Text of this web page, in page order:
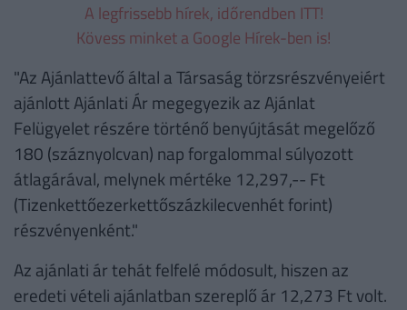
A legfrissebb hírek, időrendben ITT!
Kövess minket a Google Hírek-ben is!
"Az Ajánlattevő által a Társaság törzsrészvényeiért
ajánlott Ajánlati Ár megegyezik az Ajánlat
Felügyelet részére történő benyújtását megelőző
180 (száznyolcvan) nap forgalommal súlyozott
átlagárával, melynek mértéke 12,297,-- Ft
(Tizenkettőezerkettőszázkilecvenhét forint)
részvényenként."
Az ajánlati ár tehát felfelé módosult, hiszen az
eredeti vételi ajánlatban szereplő ár 12,273 Ft volt.